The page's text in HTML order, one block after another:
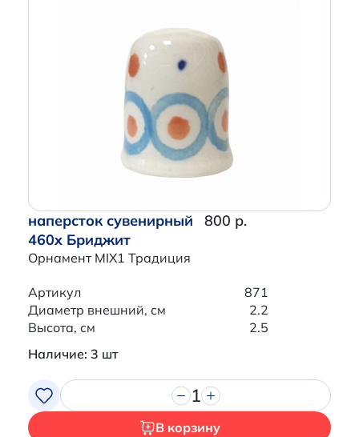
наперсток сувенирный
460x Бриджит
Орнамент MIX1 Традиция
800 р.
Артикул
871
Диаметр внешний, см
2.2
Высота, см
2.5
Наличие: 3 шт
1
В корзину